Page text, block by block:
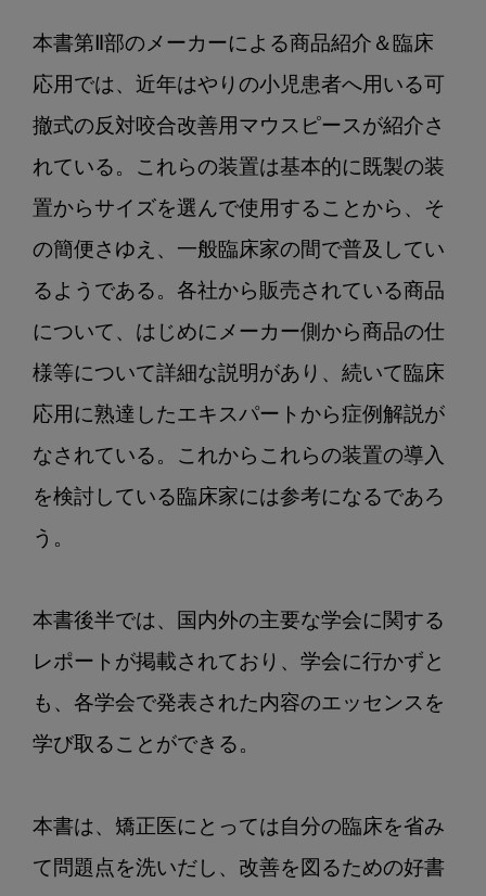
本書第Ⅱ部のメーカーによる商品紹介＆臨床
応用では、近年はやりの小児患者へ用いる可
撤式の反対咬合改善用マウスピースが紹介さ
れている。これらの装置は基本的に既製の装
置からサイズを選んで使用することから、そ
の簡便さゆえ、一般臨床家の間で普及してい
るようである。各社から販売されている商品
について、はじめにメーカー側から商品の仕
様等について詳細な説明があり、続いて臨床
応用に熟達したエキスパートから症例解説が
なされている。これからこれらの装置の導入
を検討している臨床家には参考になるであろ
う。
本書後半では、国内外の主要な学会に関する
レポートが掲載されており、学会に行かずと
も、各学会で発表された内容のエッセンスを
学び取ることができる。
本書は、矯正医にとっては自分の臨床を省み
て問題点を洗いだし、改善を図るための好書